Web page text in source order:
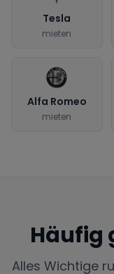
Tesla
mieten
Alfa Romeo
mieten
Häufig
Alles Wichtige